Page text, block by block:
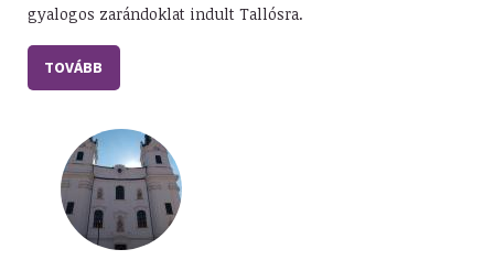
gyalogos zarándoklat indult Tallósra.
TOVÁBB